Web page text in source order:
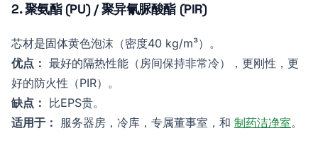
2. 聚氨酯 (PU) / 聚异氰脲酸酯 (PIR)
芯材是固体黄色泡沫（密度40 kg/m³）。
优点： 最好的隔热性能（房间保持非常冷），更刚性，更
好的防火性（PIR）。
缺点：
比EPS贵。
适用于： 服务器房，冷库，专属董事室，和 制药洁净室。